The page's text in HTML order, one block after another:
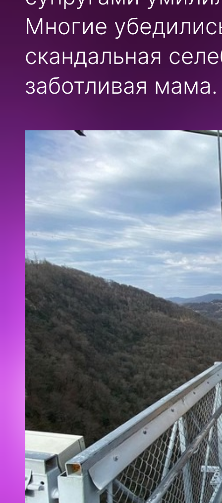
Многие
скандальная
заботливая мама.